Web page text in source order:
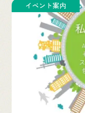
イベント案内